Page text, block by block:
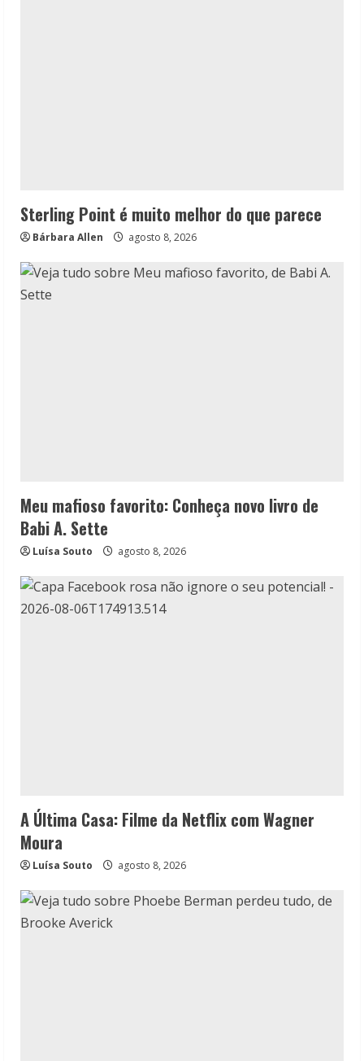
Sterling Point é muito melhor do que parece
Bárbara Allen agosto 8, 2026
Meu mafioso favorito: Conheça novo livro de
Babi A. Sette
Luísa Souto agosto 8, 2026
A Última Casa: Filme da Netflix com Wagner
Moura
Luísa Souto agosto 8, 2026